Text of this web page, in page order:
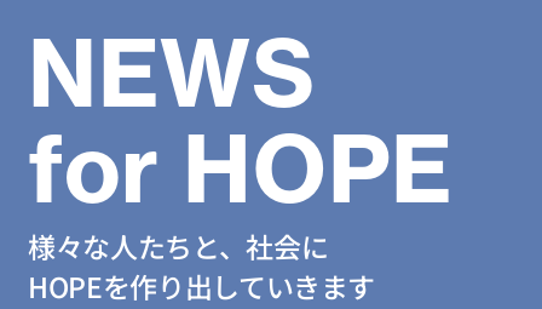
NEWS
for HOPE
様々な人たちと、社会に
HOPEを作り出していきます